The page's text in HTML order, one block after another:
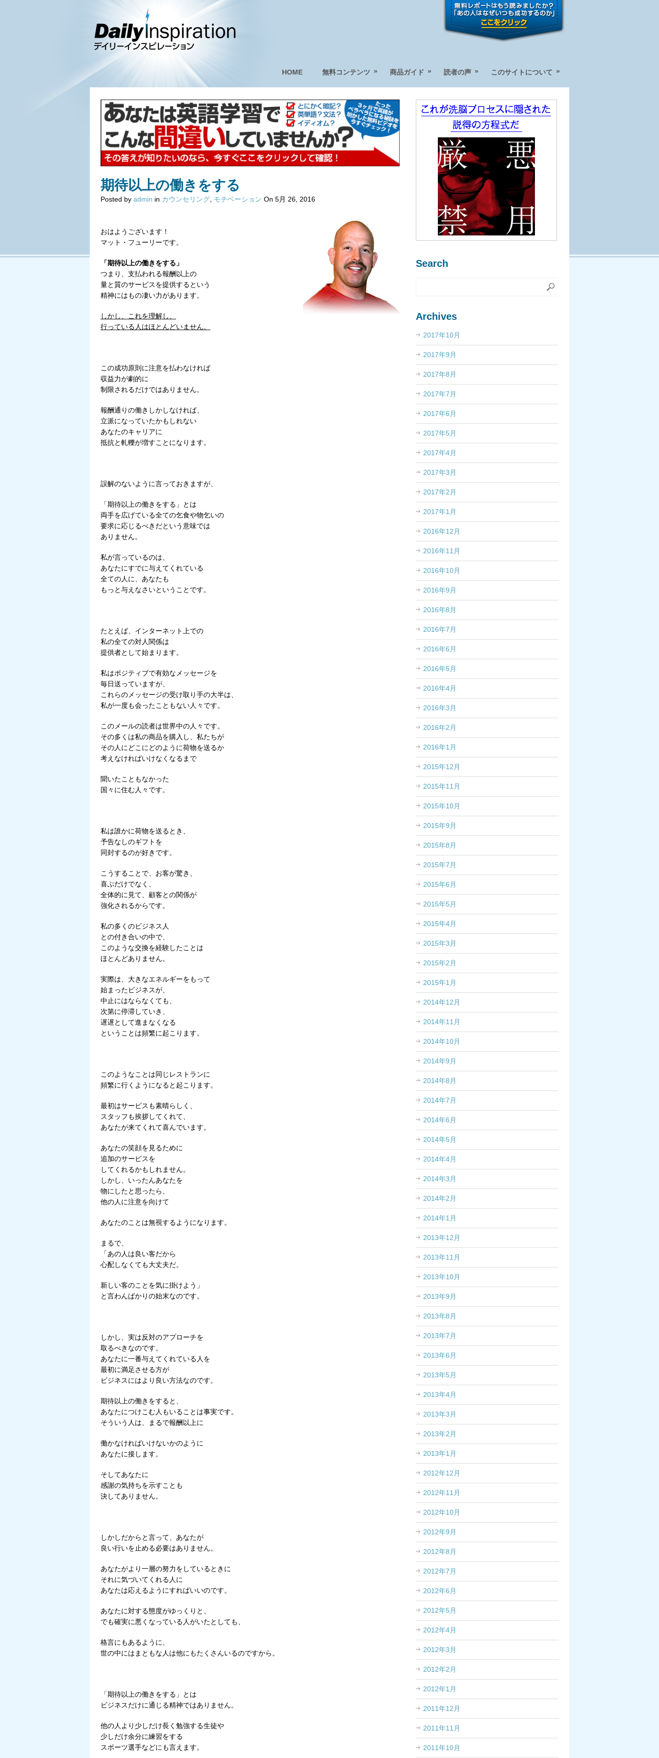
HOME 無料コンテンツ » 商品ガイド » 読者の声 » このサイトについて »
期待以上の働きをする
Posted by admin in カウンセリング モチベーション On 5月 26, 2016
おはようございます！
マット・フューリーです。
「期待以上の働きをする」
つまり、支払われる報酬以上の
量と質のサービスを提供するという
精神にはもの凄い力があります。
しかし、これを理解し、
行っている人はほとんどいません。
この成功原則に注意を払わなければ
収益力が劇的に
制限されるだけではありません。
報酬通りの働きしかしなければ、
立派になっていたかもしれない
あなたのキャリアに
抵抗と軋轢が増すことになります。
誤解のないように言っておきますが、
「期待以上の働きをする」とは
両手を広げている全ての乞食や物乞いの
要求に応じるべきだという意味では
ありません。
私が言っているのは、
あなたにすでに与えてくれている
全ての人に、あなたも
もっと与えなさいということです。
たとえば、インターネット上での
私の全ての対人関係は
提供者として始まります。
私はポジティブで有効なメッセージを
毎日送っていますが、
これらのメッセージの受け取り手の大半は、
私が一度も会ったこともない人々です。
このメールの読者は世界中の人々です。
その多くは私の商品を購入し、私たちが
その人にどこにどのように荷物を送るか
考えなければいけなくなるまで
聞いたこともなかった
国々に住む人々です。
私は誰かに荷物を送るとき、
予告なしのギフトを
同封するのが好きです。
こうすることで、お客が驚き、
喜ぶだけでなく、
全体的に見て、顧客との関係が
強化されるからです。
私の多くのビジネス人
との付き合いの中で、
このような交換を経験したことは
ほとんどありません。
実際は、大きなエネルギーをもって
始まったビジネスが、
中止にはならなくても、
次第に停滞していき、
遅遅として進まなくなる
ということは頻繁に起こります。
このようなことは同じレストランに
頻繁に行くようになると起こります。
最初はサービスも素晴らしく、
スタッフも挨拶してくれて、
あなたが来てくれて喜んでいます。
あなたの笑顔を見るために
追加のサービスを
してくれるかもしれません。
しかし、いったんあなたを
物にしたと思ったら、
他の人に注意を向けて
あなたのことは無視するようになります。
まるで、
「あの人は良い客だから
心配しなくても大丈夫だ。
新しい客のことを気に掛けよう」
と言わんばかりの始末なのです。
しかし、実は反対のアプローチを
取るべきなのです。
あなたに一番与えてくれている人を
最初に満足させる方が
ビジネスにはより良い方法なのです。
期待以上の働きをすると、
あなたにつけこむ人もいることは事実です。
そういう人は、まるで報酬以上に
働かなければいけないかのように
あなたに接します。
そしてあなたに
感謝の気持ちを示すことも
決してありません。
しかしだからと言って、あなたが
良い行いを止める必要はありません。
あなたがより一層の努力をしているときに
それに気づいてくれる人に
あなたは応えるようにすればいいのです。
あなたに対する態度がゆっくりと、
でも確実に悪くなっている人がいたとしても、
格言にもあるように、
世の中にはまともな人は他にもたくさんいるのですから。
「期待以上の働きをする」とは
ビジネスだけに通じる精神ではありません。
他の人より少しだけ長く勉強する生徒や
少しだけ余分に練習をする
スポーツ選手などにも言えます。
Search
Archives
2017年10月
2017年9月
2017年8月
2017年7月
2017年6月
2017年5月
2017年4月
2017年3月
2017年2月
2017年1月
2016年12月
2016年11月
2016年10月
2016年9月
2016年8月
2016年7月
2016年6月
2016年5月
2016年4月
2016年3月
2016年2月
2016年1月
2015年12月
2015年11月
2015年10月
2015年9月
2015年8月
2015年7月
2015年6月
2015年5月
2015年4月
2015年3月
2015年2月
2015年1月
2014年12月
2014年11月
2014年10月
2014年9月
2014年8月
2014年7月
2014年6月
2014年5月
2014年4月
2014年3月
2014年2月
2014年1月
2013年12月
2013年11月
2013年10月
2013年9月
2013年8月
2013年7月
2013年6月
2013年5月
2013年4月
2013年3月
2013年2月
2013年1月
2012年12月
2012年11月
2012年10月
2012年9月
2012年8月
2012年7月
2012年6月
2012年5月
2012年4月
2012年3月
2012年2月
2012年1月
2011年12月
2011年11月
2011年10月